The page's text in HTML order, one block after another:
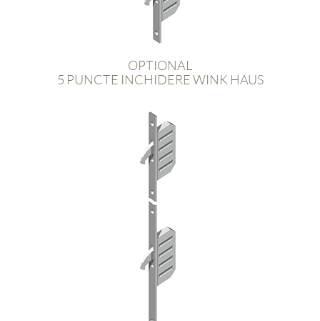
OPTIONAL
5 PUNCTE INCHIDERE WINK HAUS